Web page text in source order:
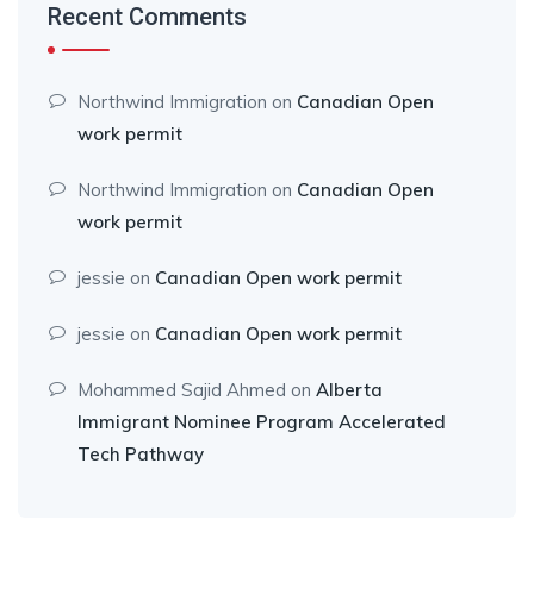
Recent Comments
Northwind Immigration on Canadian Open
work permit
Northwind Immigration on Canadian Open
work permit
jessie on Canadian Open work permit
jessie on Canadian Open work permit
Mohammed Sajid Ahmed on Alberta
Immigrant Nominee Program Accelerated
Tech Pathway